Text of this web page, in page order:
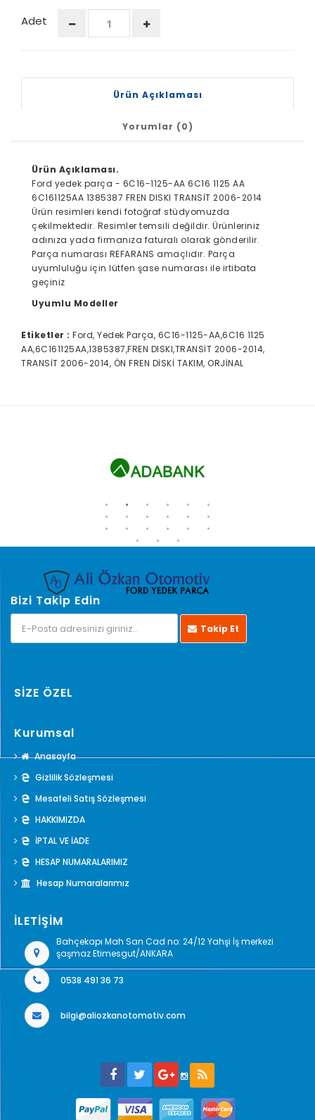
Adet
Ürün Açıklaması
Yorumlar (0)
Ürün Açıklaması.
Ford yedek parça - 6C16-1125-AA 6C16 1125 AA
6C161125AA 1385387 FREN DISKI TRANSİT 2006-2014
Ürün resimleri kendi fotoğraf stüdyomuzda
çekilmektedir. Resimler temsili değildir. Ürünleriniz
adınıza yada firmanıza faturalı olarak gönderilir.
Parça numarası REFARANS amaçlıdır. Parça
uyumluluğu için lütfen şase numarası ile irtibata
geçiniz
Uyumlu Modeller
Etiketler : Ford, Yedek Parça, 6C16-1125-AA,6C16 1125
AA,6C161125AA,1385387,FREN DISKI,TRANSİT 2006-2014,
TRANSİT 2006-2014, ÖN FREN DİSKİ TAKIM, ORJİNAL
Bizi Takip Edin
Takip Et
SİZE ÖZEL
Kurumsal
Anasayfa
Gizlilik Sözleşmesi
Mesafeli Satış Sözleşmesi
HAKKIMIZDA
İPTAL VE İADE
HESAP NUMARALARIMIZ
Hesap Numaralarımız
İLETİŞİM
Bahçekapı Mah San Cad no: 24/12 Yahşi İş merkezi
şaşmaz Etimesgut/ANKARA
0538 491 36 73
bilgi@aliozkanotomotiv.com